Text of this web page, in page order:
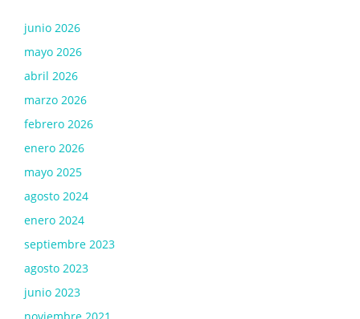
junio 2026
mayo 2026
abril 2026
marzo 2026
febrero 2026
enero 2026
mayo 2025
agosto 2024
enero 2024
septiembre 2023
agosto 2023
junio 2023